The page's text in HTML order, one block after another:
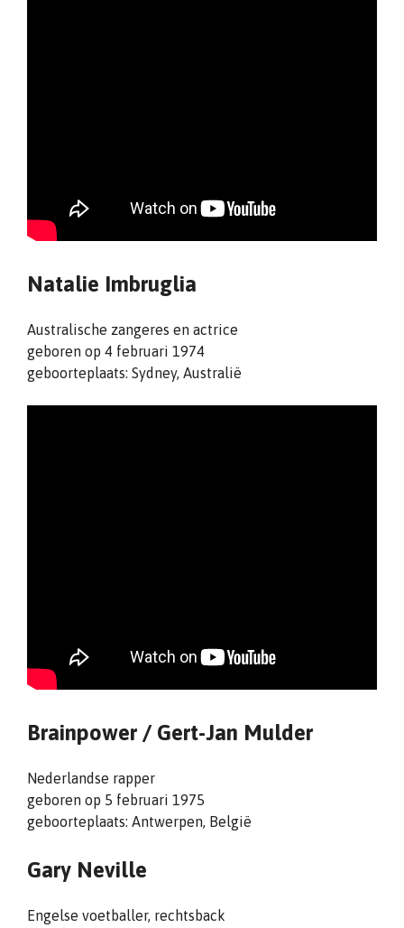
Natalie Imbruglia
Australische zangeres en actrice
geboren op 4 februari 1974
geboorteplaats: Sydney, Australië
Brainpower / Gert-Jan Mulder
Nederlandse rapper
geboren op 5 februari 1975
geboorteplaats: Antwerpen, België
Gary Neville
Engelse voetballer, rechtsback